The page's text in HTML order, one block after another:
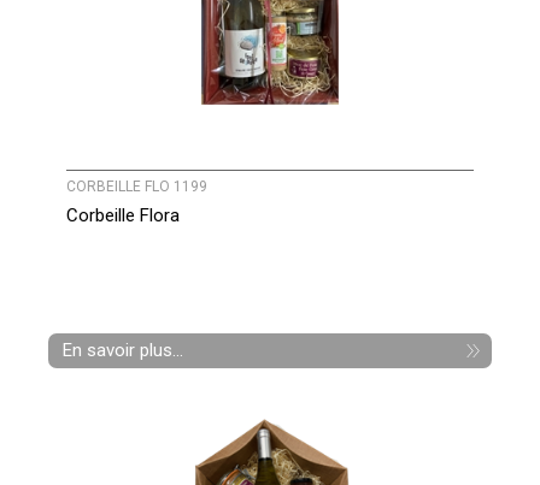
CORBEILLE FLO 1199
Corbeille Flora
En savoir plus...